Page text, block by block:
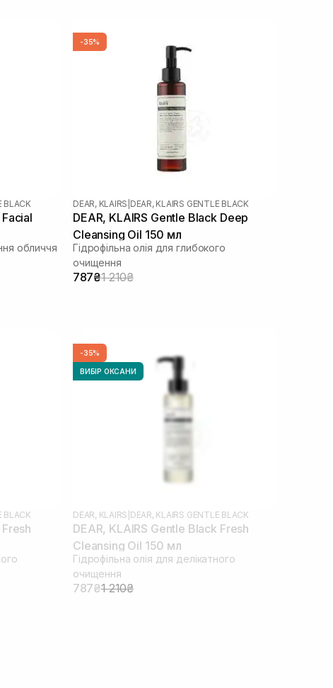
BLACK
обличчя
-35%
DEAR, KLAIRS DEAR, KLAIRS GENTLE BLACK
DEAR, KLAIRS Gentle Black Deep
Cleansing Oil 150 мл
Гідрофільна олія для глибокого
очищення
787₴1 210₴
BLACK
-35%
ВИБІР ОКСАНИ
DEAR, KLAIRS DEAR, KLAIRS GENTLE BLACK
DEAR, KLAIRS Gentle Black Fresh
Cleansing Oil 150 мл
Гідрофільна олія для делікатного
очищення
787₴1 210₴